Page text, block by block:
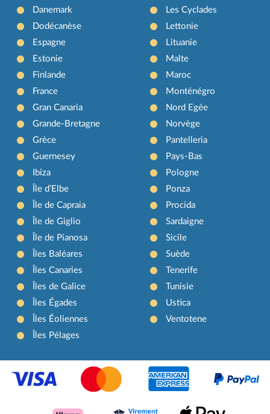
Danemark
Dodécanèse
Espagne
Estonie
Finlande
France
Gran Canaria
Grande-Bretagne
Grèce
Guernesey
Ibiza
Île d’Elbe
Île de Capraia
Île de Giglio
Île de Pianosa
Îles Baléares
Îles Canaries
Îles de Galice
Îles Égades
Îles Éoliennes
Îles Pélages
Les Cyclades
Lettonie
Lituanie
Malte
Maroc
Monténégro
Nord Egée
Norvège
Pantelleria
Pays-Bas
Pologne
Ponza
Procida
Sardaigne
Sicile
Suède
Tenerife
Tunisie
Ustica
Ventotene